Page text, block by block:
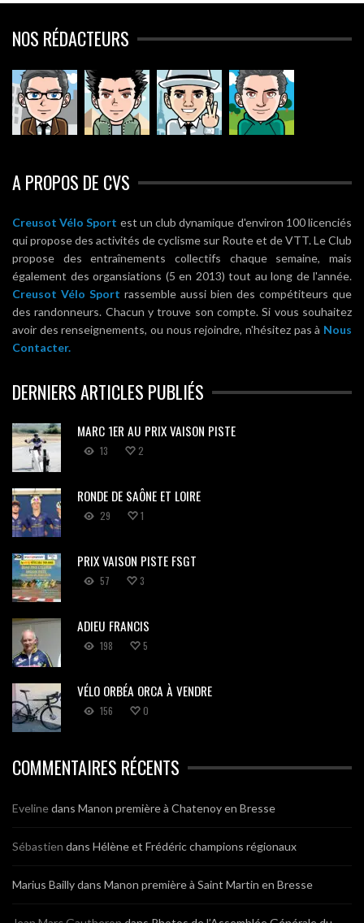
NOS RÉDACTEURS
A PROPOS DE CVS
Creusot Vélo Sport est un club dynamique d'environ 100 licenciés
qui propose des activités de cyclisme sur Route et de VTT. Le Club
propose des entraînements collectifs chaque semaine, mais
également des organsiations (5 en 2013) tout au long de l'année.
Creusot Vélo Sport rassemble aussi bien des compétiteurs que
des randonneurs. Chacun y trouve son compte. Si vous souhaitez
avoir des renseignements, ou nous rejoindre, n'hésitez pas à Nous
Contacter.
DERNIERS ARTICLES PUBLIÉS
MARC 1ER AU PRIX VAISON PISTE
13 2
RONDE DE SAÔNE ET LOIRE
29 1
PRIX VAISON PISTE FSGT
57 3
ADIEU FRANCIS
198 5
VÉLO ORBÉA ORCA À VENDRE
156 0
COMMENTAIRES RÉCENTS
Evelinedans Manon première à Chatenoy en Bresse
Sébastien dans Hélène et Frédéric champions régionaux
Marius Baillydans Manon première à Saint Martin en Bresse